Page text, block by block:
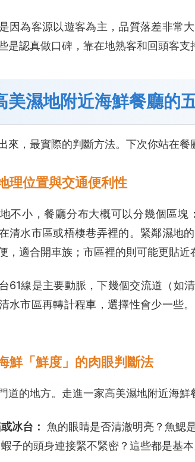
因為客源以遊客為主，品質落差非常
是認真做口碑，靠在地熟客和回頭客支
美濕地附近海鮮餐廳的
來，最實際的判斷方法。下次你站在餐
理位置與交通便利性
不小，餐廳分布大概可以分幾個區
清水市區或梧棲巷弄裡的。緊鄰濕地
，適合開車族；市區裡的則可能更貼近
61線是主要動脈，下幾個交流道（如
水市區再轉計程車，選擇性會少一些
鮮「鮮度」的肉眼判斷法
道的地方。走進一家高美濕地附近海鮮
冰台： 魚的眼睛是否清澈明亮？魚鰓
子的頭身連接緊不緊密？這些都是基本